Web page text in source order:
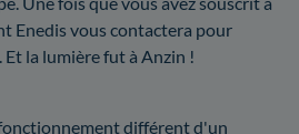
Enedis vous contactera pour
. Et la lumière fut à Anzin !
différent d'un